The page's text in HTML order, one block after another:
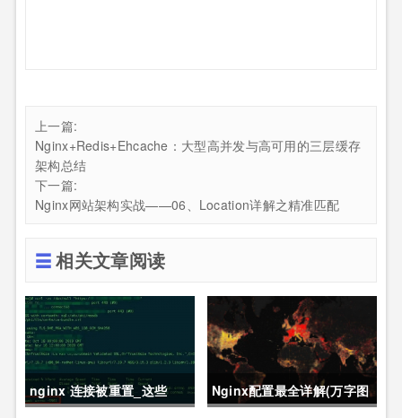
上一篇:
Nginx+Redis+Ehcache：大型高并发与高可用的三层缓存
架构总结
下一篇:
Nginx网站架构实战——06、Location详解之精准匹配
相关文章阅读
nginx 连接被重置_这些
Nginx配置最全详解(万字图